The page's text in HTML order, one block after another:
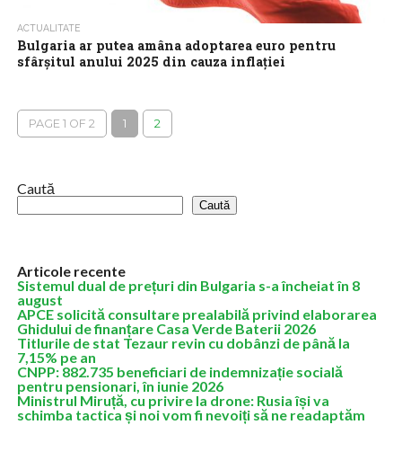
ACTUALITATE
Bulgaria ar putea amâna adoptarea euro pentru
sfârşitul anului 2025 din cauza inflaţiei
amânată pentru sfârşitul...
PAGE 1 OF 2 1 2
Caută
Caută
Articole recente
Sistemul dual de prețuri din Bulgaria s-a încheiat în 8
august
APCE solicită consultare prealabilă privind elaborarea
Ghidului de finanțare Casa Verde Baterii 2026
Titlurile de stat Tezaur revin cu dobânzi de până la
7,15% pe an
CNPP: 882.735 beneficiari de indemnizație socială
pentru pensionari, în iunie 2026
Ministrul Miruță, cu privire la drone: Rusia își va
schimba tactica și noi vom fi nevoiți să ne readaptăm